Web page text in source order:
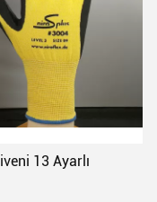
13 Ayarlı